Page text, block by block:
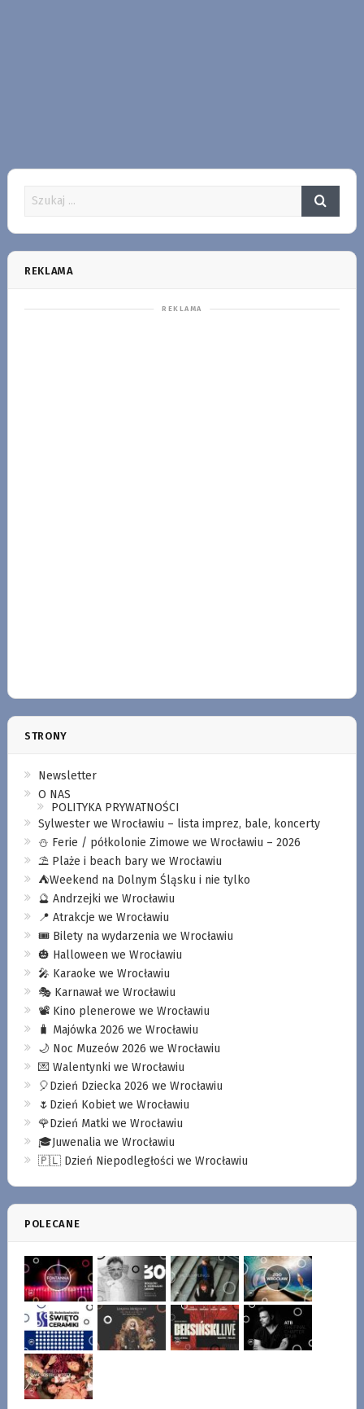
REKLAMA
STRONY
Newsletter
O NAS
POLITYKA PRYWATNOŚCI
Sylwester we Wrocławiu – lista imprez, bale, koncerty
⛄️ Ferie / półkolonie Zimowe we Wrocławiu – 2026
⛱️ Plaże i beach bary we Wrocławiu
⛺️Weekend na Dolnym Śląsku i nie tylko
🔮 Andrzejki we Wrocławiu
📍 Atrakcje we Wrocławiu
🎟️ Bilety na wydarzenia we Wrocławiu
🎃 Halloween we Wrocławiu
🎤 Karaoke we Wrocławiu
🎭 Karnawał we Wrocławiu
📽️ Kino plenerowe we Wrocławiu
🧳 Majówka 2026 we Wrocławiu
🌙 Noc Muzeów 2026 we Wrocławiu
💌 Walentynki we Wrocławiu
🎈Dzień Dziecka 2026 we Wrocławiu
🌷Dzień Kobiet we Wrocławiu
🌹Dzień Matki we Wrocławiu
🎓Juwenalia we Wrocławiu
🇵🇱 Dzień Niepodległości we Wrocławiu
POLECANE